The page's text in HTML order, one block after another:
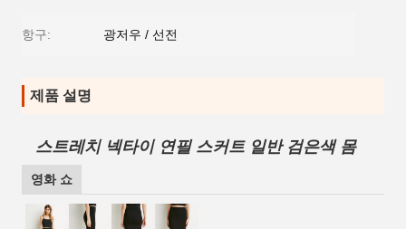
항구: 광저우 / 선전
제품 설명
스트레치 넥타이 연필 스커트 일반 검은색 몸
영화 쇼